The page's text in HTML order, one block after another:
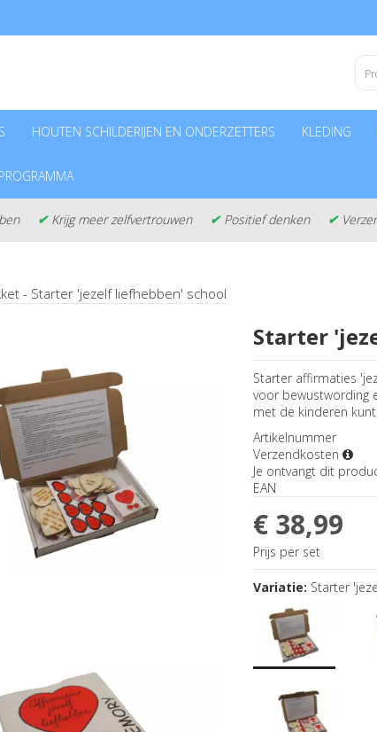
HOUTEN SCHILDERIJEN EN ONDERZETTERS KLEDING
✔Krijg meer zelfvertrouwen ✔Positief denken ✔
- Starter 'jezelf liefhebben' school
Starter
Starter affirmaties
voor bewustwording
met de kinderen
Artikelnummer
Verzendkosten
Je ontvangt dit
EAN
€ 38,99
Prijs per set
Variatie: Starter